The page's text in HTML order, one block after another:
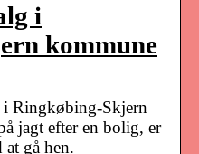
i
kommune
Ringkøbing-Skjern
jagt efter en bolig, er
gå hen.